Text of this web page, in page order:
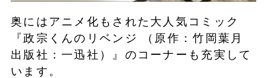
奥にはアニメ化もされた大人気コミック
『政宗くんのリベンジ （原作：竹岡葉月
出版社：一迅社）』のコーナーも充実して
います。